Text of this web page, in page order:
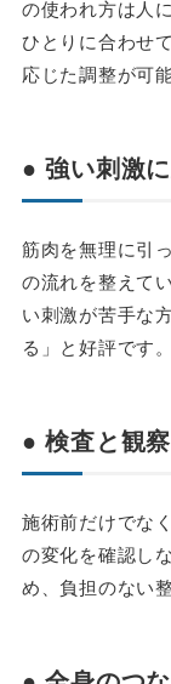
の使われ方は人
ひとりに合わせ
応じた調整が可能
● 強い刺激
筋肉を無理に引
の流れを整えて
い刺激が苦手な
る」と好評です。
● 検査と観
施術前だけでな
の変化を確認し
め、負担のない